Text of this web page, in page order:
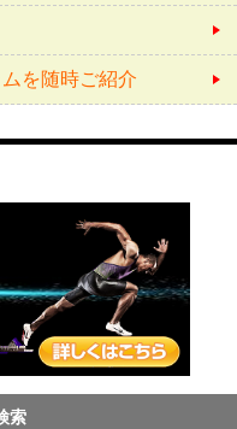
を随時ご紹介
索